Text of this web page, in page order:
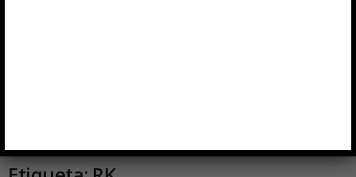
Inicio Etiquetas RK